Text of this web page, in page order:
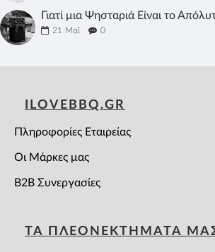
Γιατί μια Ψησταριά Είναι το
21 Μαΐ 0
ILOVEBBQ.GR
Πληροφορίες Εταιρείας
Οι Μάρκες μας
B2B Συνεργασίες
ΤΑ ΠΛΕΟΝΕΚΤΗΜΑΤΑ